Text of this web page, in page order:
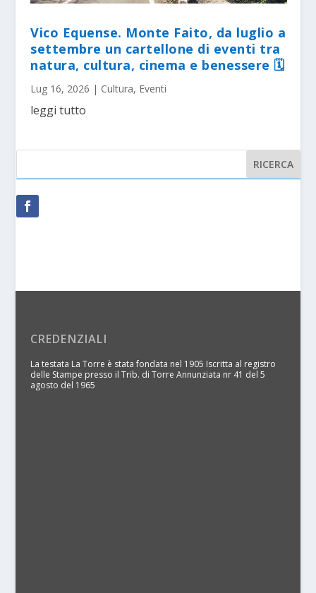
Vico Equense. Monte Faito, da luglio a
settembre un cartellone di eventi tra
natura, cultura, cinema e benessere 🗓
Lug 16, 2026 | Cultura, Eventi
leggi tutto
CREDENZIALI
La testata La Torre è stata fondata nel 1905 Iscritta al registro
delle Stampe presso il Trib. di Torre Annunziata nr 41 del 5
agosto del 1965